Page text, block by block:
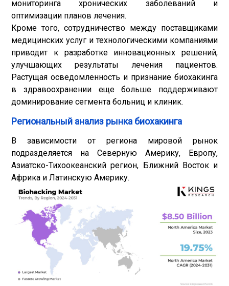
мониторинга хронических заболеваний и
оптимизации планов лечения.
Кроме того, сотрудничество между поставщиками
медицинских услуг и технологическими компаниями
приводит к разработке инновационных решений,
улучшающих результаты лечения пациентов.
Растущая осведомленность и признание биохакинга
в здравоохранении еще больше поддерживают
доминирование сегмента больниц и клиник.
Региональный анализ рынка биохакинга
В зависимости от региона мировой рынок
подразделяется на Северную Америку, Европу,
Азиатско-Тихоокеанский регион, Ближний Восток и
Африка и Латинскую Америку.